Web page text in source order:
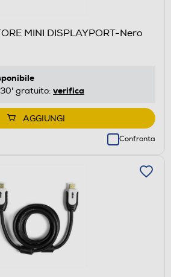
MINI DISPLAYPORT-Nero
gratuito: verifica
AGGIUNGI
Confronta